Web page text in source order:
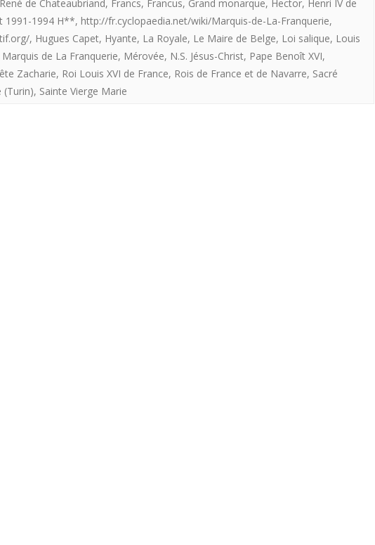
royauté
en
France
de Chateaubriand, Francs, Francus, Grand monarque, Hector, Henri IV de
1991-1994 H**, http://fr.cyclopaedia.net/wiki/Marquis-de-La-Franquerie,
, Hugues Capet, Hyante, La Royale, Le Maire de Belge, Loi salique, Louis
Marquis de La Franquerie, Mérovée, N.S. Jésus-Christ, Pape Benoît XVI,
Zacharie, Roi Louis XVI de France, Rois de France et de Navarre, Sacré
(Turin), Sainte Vierge Marie